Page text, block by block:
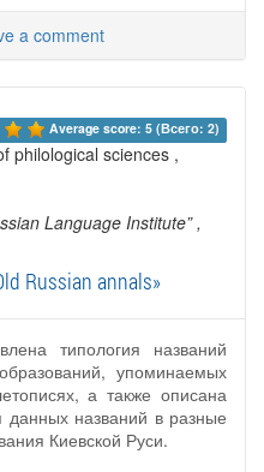
a comment
Average score: 5 (Всего: 2)
philological sciences ,
Language Institute”,
Russian annals»
типология названий
упоминаемых
а также описана
данных названий в разные
Киевской Руси.